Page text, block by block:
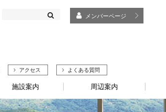
メンバーページ
アクセス よくある質問
施設案内 周辺案内